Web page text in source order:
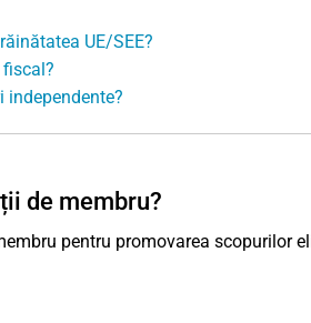
UE/SEE?
independente?
de membru?
pentru promovarea scopurilor